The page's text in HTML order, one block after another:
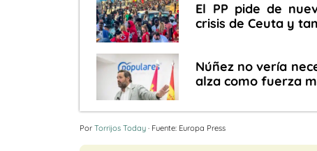
El PP pide de
crisis de Ceuta y
Núñez no vería
alza como fuerza
Por Torrijos Today · Fuente: Europa Press